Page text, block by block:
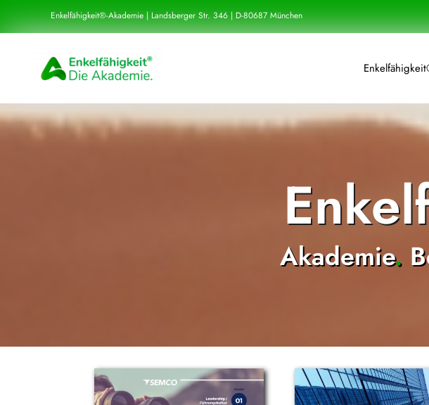
Inhalt
Enkelfähigkeit®-Akademie | Landsberger Str. 346 | D-80687 München
Akademie.